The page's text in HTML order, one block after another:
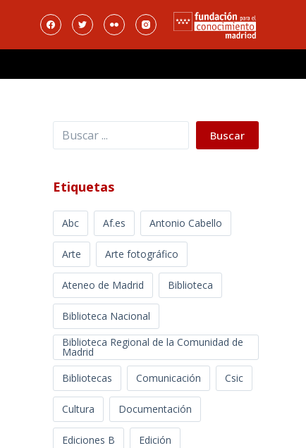
Buscar Buscar
Etiquetas
Abc Af.es Antonio Cabello
Arte Arte fotográfico
Ateneo de Madrid Biblioteca
Biblioteca Nacional
Biblioteca Regional de la Comunidad de
Madrid
Bibliotecas
Comunicación Csic
Cultura Documentación
Ediciones B Edición